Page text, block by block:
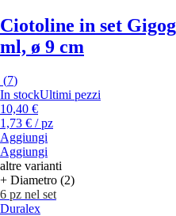
Ciotoline in set
ml, ø 9 cm
(7)
In stockUltimi pezzi
10,40 €
1,73 € / pz
Aggiungi
Aggiungi
altre varianti
+ Diametro (2)
6 pz nel set
Duralex